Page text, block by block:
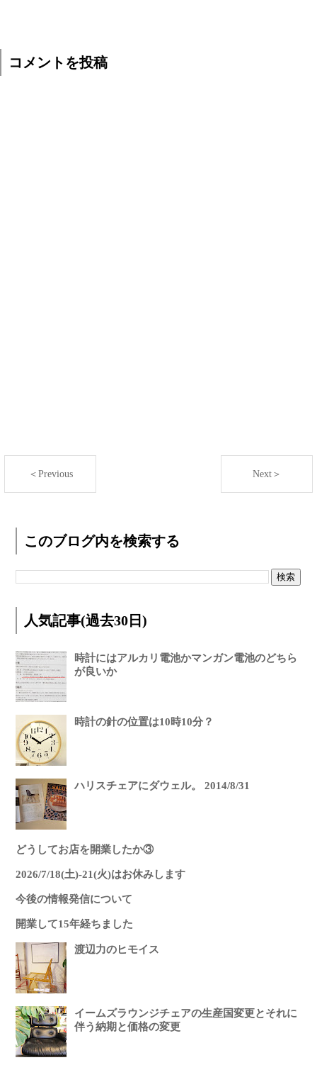
コメントを投稿
＜Previous Next＞
このブログ内を検索する
人気記事(過去30日)
時計にはアルカリ電池かマンガン電池のどちら
が良いか
時計の針の位置は10時10分？
ハリスチェアにダウェル。 2014/8/31
どうしてお店を開業したか③
2026/7/18(土)-21(火)はお休みします
今後の情報発信について
開業して15年経ちました
渡辺力のヒモイス
イームズラウンジチェアの生産国変更とそれに
伴う納期と価格の変更